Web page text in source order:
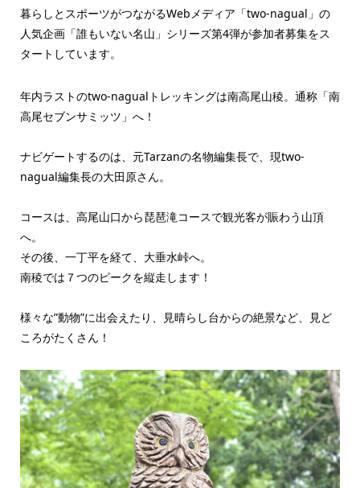
暮らしとスポーツがつながるWebメディア「two-nagual」の
人気企画「誰もいない名山」シリーズ第4弾が参加者募集をス
タートしています。
年内ラストのtwo-nagualトレッキングは南高尾山稜。通称「南
高尾セブンサミッツ」へ！
ナビゲートするのは、元Tarzanの名物編集長で、現two-
nagual編集長の大田原さん。
コースは、高尾山口から琵琶滝コースで観光客が賑わう山頂
へ。
その後、一丁平を経て、大垂水峠へ。
南稜では７つのピークを縦走します！
様々な”動物”に出会えたり、見晴らし台からの絶景など、見ど
ころがたくさん！